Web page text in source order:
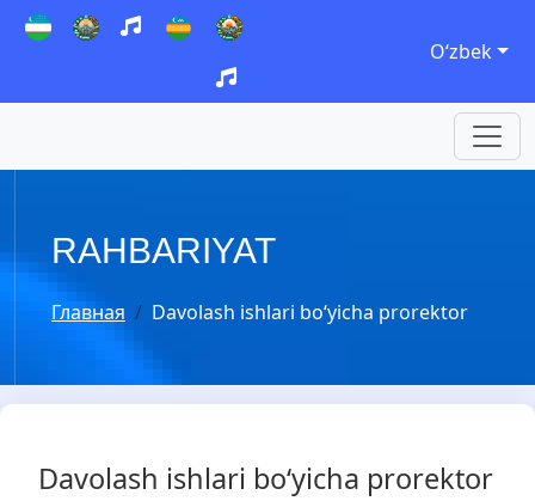
Oʻzbek
RAHBARIYAT
Главная Davolash ishlari bo‘yicha prorektor
Davolash ishlari bo‘yicha prorektor